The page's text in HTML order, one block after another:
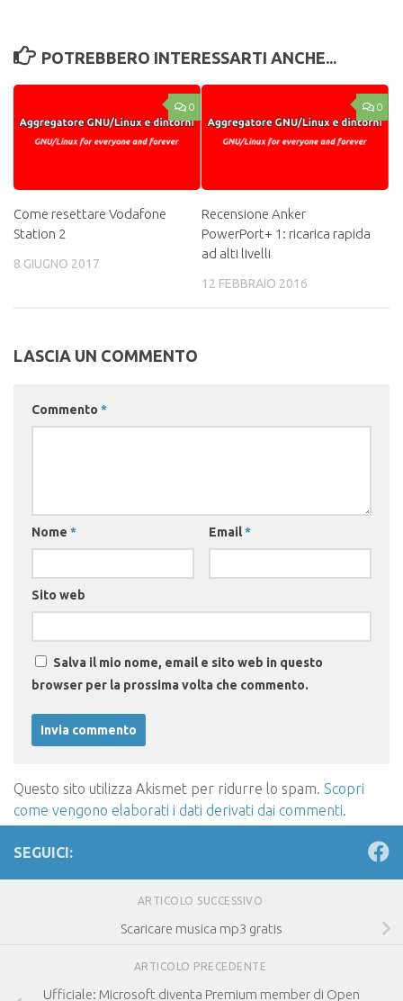
POTREBBERO INTERESSARTI ANCHE...
0
Come resettare Vodafone
Station 2
8 GIUGNO 2017
0
Recensione Anker
PowerPort+ 1: ricarica rapida
ad alti livelli
12 FEBBRAIO 2016
LASCIA UN COMMENTO
Commento *
Nome * Email*
Sito web
Salva il mio nome, email e sito web in questo
browser per la prossima volta che commento.
Questo sito utilizza Akismet per ridurre lo spam. Scopri
come vengono elaborati i dati derivati dai commenti.
SEGUICI:
ARTICOLO SUCCESSIVO
Scaricare musica mp3 gratis
ARTICOLO PRECEDENTE
Ufficiale: Microsoft diventa Premium member di Open